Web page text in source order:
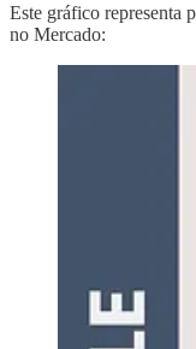
Este gráfico representa
no Mercado: